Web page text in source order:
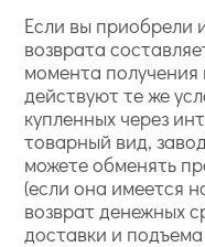
Если вы приобрели
возврата
момента
действуют те же
купленных через
товарный вид,
можете обменять
(если она имеется
возврат денежных
доставки и